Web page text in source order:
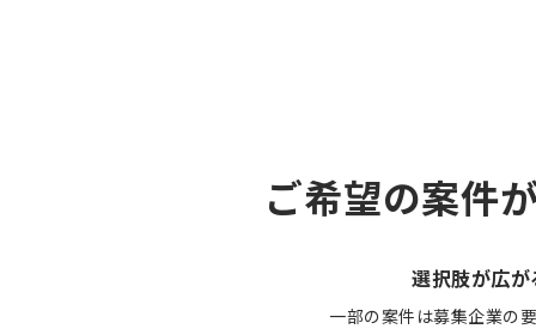
ご希望の案件
選択肢が広が
一部の案件は募集企業の